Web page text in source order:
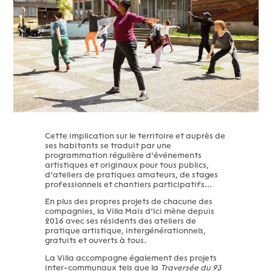
Cette implication sur le territoire et auprès de
ses habitants se traduit par une
programmation régulière d’événements
artistiques et originaux pour tous publics,
d’ateliers de pratiques amateurs, de stages
professionnels et chantiers participatifs...
En plus des propres projets de chacune des
compagnies, la Villa Mais d’Ici mène depuis
2016 avec ses résidents des ateliers de
pratique artistique, intergénérationnels,
gratuits et ouverts à tous.
La Villa accompagne également des projets
inter-communaux tels que la Traversée du 93